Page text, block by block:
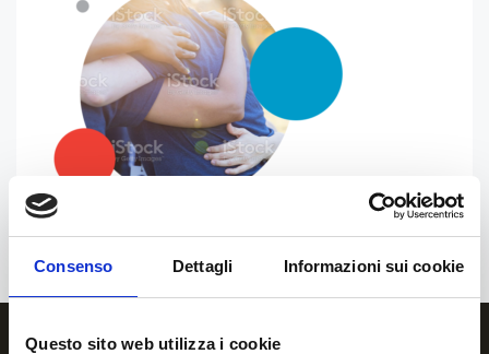
Consenso Dettagli Informazioni sui cookie
Questo sito web utilizza i cookie